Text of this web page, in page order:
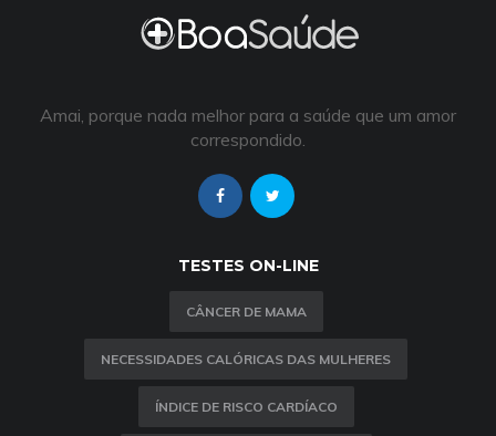
Amai, porque nada melhor para a saúde que um amor
correspondido.
TESTES ON-LINE
CÂNCER DE MAMA
NECESSIDADES CALÓRICAS DAS MULHERES
ÍNDICE DE RISCO CARDÍACO